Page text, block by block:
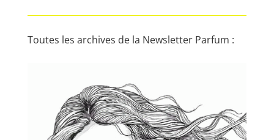
Toutes les archives de la Newsletter Parfum :